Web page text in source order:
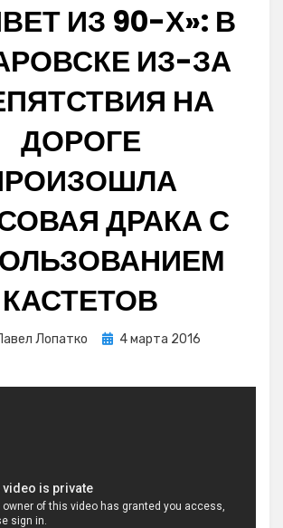
ИЗ 90-Х»: В
ИЗ-ЗА
НА
ДОРОГЕ
ДРАКА С
КАСТЕТОВ
Лопатко
Posted
4 марта 2016